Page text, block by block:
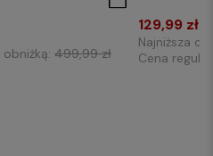
499,99 zł
129,99 zł
Najniższa
Cena